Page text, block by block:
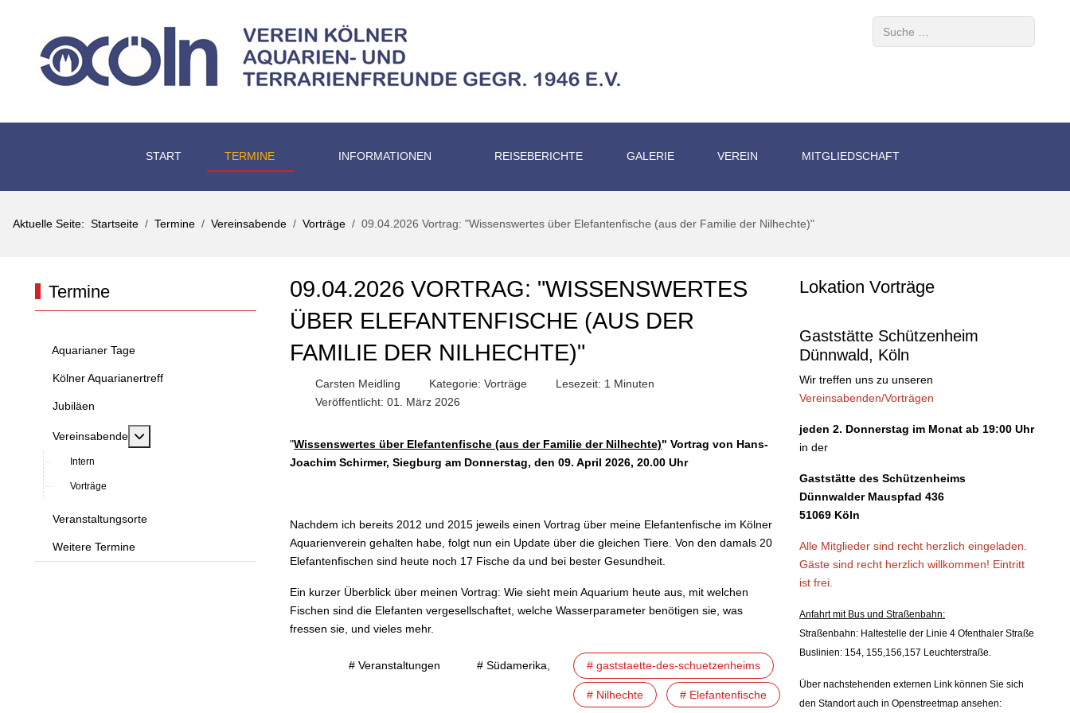
START TERMINE INFORMATIONEN REISEBERICHTE GALERIE VEREIN MITGLIEDSCHAFT
Aktuelle Seite: Startseite Termine Vereinsabende Vorträge 09.04.2026 Vortrag: "Wissenswertes über Elefantenfische (aus der Familie der Nilhechte)"
Termine
Aquarianer Tage
Kölner Aquarianertreff
Jubiläen
Vereinsabende MOD_MENU_TOGGLE_SUBMENU_LABEL
Intern
Vorträge
Veranstaltungsorte
Weitere Termine
09.04.2026 VORTRAG: "WISSENSWERTES
ÜBER ELEFANTENFISCHE (AUS DER
FAMILIE DER NILHECHTE)"
Carsten Meidling Kategorie: Vorträge
Lesezeit: 1 Minuten
Veröffentlicht: 01. März 2026
"Wissenswertes über Elefantenfische (aus der Familie der Nilhechte)" Vortrag von Hans-
Joachim Schirmer, Siegburg am Donnerstag, den 09. April 2026, 20.00 Uhr
Nachdem ich bereits 2012 und 2015 jeweils einen Vortrag über meine Elefantenfische im Kölner
Aquarienverein gehalten habe, folgt nun ein Update über die gleichen Tiere. Von den damals 20
Elefantenfischen sind heute noch 17 Fische da und bei bester Gesundheit.
Ein kurzer Überblick über meinen Vortrag: Wie sieht mein Aquarium heute aus, mit welchen
Fischen sind die Elefanten vergesellschaftet, welche Wasserparameter benötigen sie, was
fressen sie, und vieles mehr.
# Veranstaltungen # Südamerika, # gaststaette-des-schuetzenheims
# Nilhechte # Elefantenfische
Lokation Vorträge
Gaststätte Schützenheim
Dünnwald, Köln
Wir treffen uns zu unseren
Vereinsabenden/Vorträgen
jeden 2. Donnerstag im Monat ab 19:00 Uhr
in der
Gaststätte des Schützenheims
Dünnwalder Mauspfad 436
51069 Köln
Alle Mitglieder sind recht herzlich eingeladen.
Gäste sind recht herzlich willkommen! Eintritt
ist frei.
Anfahrt mit Bus und Straßenbahn:
Straßenbahn: Haltestelle der Linie 4 Ofenthaler Straße
Buslinien: 154, 155,156,157 Leuchterstraße.
Über nachstehenden externen Link können Sie sich
den Standort auch in Openstreetmap ansehen: